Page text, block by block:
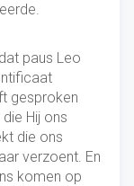
paus Leo
gesproken
Hij ons
die ons
verzoent. En
komen op